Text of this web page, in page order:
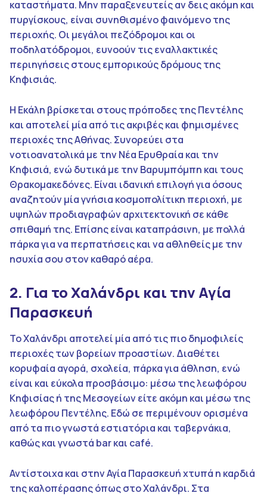
καταστήματα. Μην παραξενευτείς αν δεις ακόμη και
πυργίσκους, είναι συνηθισμένο φαινόμενο της
περιοχής. Οι μεγάλοι πεζόδρομοι και οι
ποδηλατόδρομοι, ευνοούν τις εναλλακτικές
περιηγήσεις στους εμπορικούς δρόμους της
Κηφισιάς.
Η Εκάλη βρίσκεται στους πρόποδες της Πεντέλης
και αποτελεί μία από τις ακριβές και φημισμένες
περιοχές της Αθήνας. Συνορεύει στα
νοτιοανατολικά με την Νέα Ερυθραία και την
Κηφισιά, ενώ δυτικά με την Βαρυμπόμπη και τους
Θρακομακεδόνες. Είναι ιδανική επιλογή για όσους
αναζητούν μία γνήσια κοσμοπολίτικη περιοχή, με
υψηλών προδιαγραφών αρχιτεκτονική σε κάθε
σπιθαμή της. Επίσης είναι καταπράσινη, με πολλά
πάρκα για να περπατήσεις και να αθληθείς με την
ησυχία σου στον καθαρό αέρα.
2. Για το Χαλάνδρι και την Αγία
Παρασκευή
Το Χαλάνδρι αποτελεί μία από τις πιο δημοφιλείς
περιοχές των βορείων προαστίων. Διαθέτει
κορυφαία αγορά, σχολεία, πάρκα για άθληση, ενώ
είναι και εύκολα προσβάσιμο: μέσω της λεωφόρου
Κηφισίας ή της Μεσογείων είτε ακόμη και μέσω της
λεωφόρου Πεντέλης. Εδώ σε περιμένουν ορισμένα
από τα πιο γνωστά εστιατόρια και ταβερνάκια,
καθώς και γνωστά bar και café.
Αντίστοιχα και στην Αγία Παρασκευή χτυπά η καρδιά
της καλοπέρασης όπως στο Χαλάνδρι. Στα